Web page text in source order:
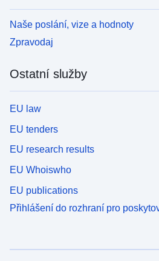
Naše poslání, vize a hodnoty
Zpravodaj
Ostatní služby
EU law
EU tenders
EU research results
EU Whoiswho
EU publications
Přihlášení do rozhraní pro